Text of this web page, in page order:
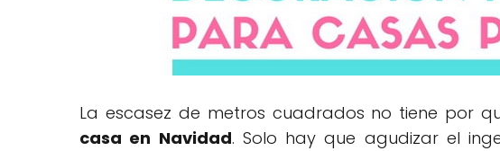
La escasez de metros cuadrados no tiene por
casa en Navidad. Solo hay que agudizar el